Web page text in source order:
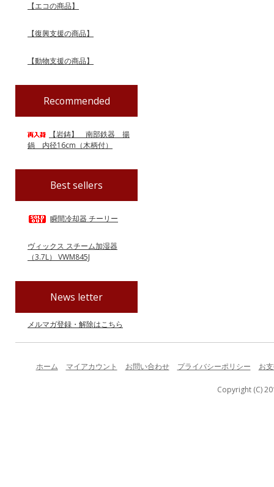
【エコの商品】
【復興支援の商品】
【動物支援の商品】
Recommended
【岩鋳】 南部鉄器 揚
鍋 内径16cm（木柄付）
Best sellers
瞬間冷却器 チーリー
ヴィックス スチーム加湿器
（3.7L） VWM845J
News letter
メルマガ登録・解除はこちら
ホーム マイアカウント お問い合わせ プライバシーポリシー お
Copyright (C)